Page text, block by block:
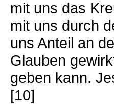
mit uns das
mit uns durch
uns Anteil an
Glauben
geben kann.
[10]